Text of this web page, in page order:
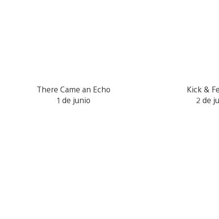
There Came an Echo
1 de junio
Kick &
2 de